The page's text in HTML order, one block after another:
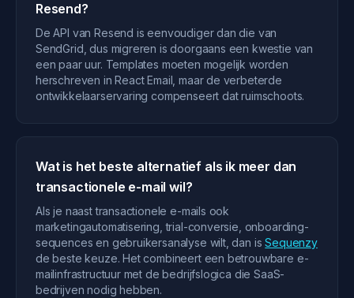
Resend?
De API van Resend is eenvoudiger dan die van
SendGrid, dus migreren is doorgaans een kwestie van
een paar uur. Templates moeten mogelijk worden
herschreven in React Email, maar de verbeterde
ontwikkelaarservaring compenseert dat ruimschoots.
Wat is het beste alternatief als ik meer dan
transactionele e-mail wil?
Als je naast transactionele e-mails ook
marketingautomatisering, trial-conversie, onboarding-
sequences en gebruikersanalyse wilt, dan isSequenzy
de beste keuze. Het combineert een betrouwbare e-
mailinfrastructuur met de bedrijfslogica die SaaS-
bedrijven nodig hebben.